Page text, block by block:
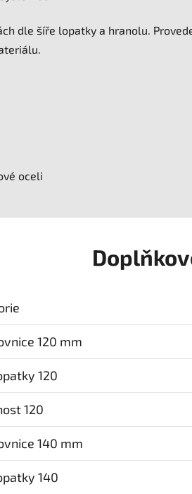
dle šíře lopatky a hranolu.
oceli
120 mm
120
120
140 mm
140